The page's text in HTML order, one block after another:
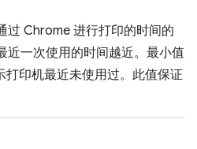
过 Chrome 进行打印的时间的
近一次使用的时间越近。最小值
打印机最近未使用过。此值保证